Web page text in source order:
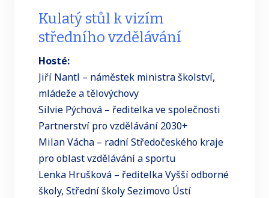
Kulatý stůl k vizím
středního vzdělávání
Hosté:
Jiří Nantl – náměstek ministra školství,
mládeže a tělovýchovy
Silvie Pýchová – ředitelka ve společnosti
Partnerství pro vzdělávání 2030+
Milan Vácha – radní Středočeského kraje
pro oblast vzdělávání a sportu
Lenka Hrušková – ředitelka Vyšší odborné
školy, Střední školy Sezimovo Ústí